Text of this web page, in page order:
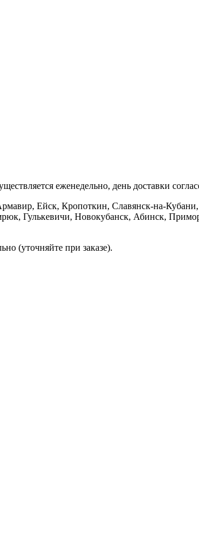
еженедельно, день доставки
Ейск, Кропоткин, Славянск-на-
Гулькевичи, Новокубанск, Абинск,
(уточняйте при заказе).